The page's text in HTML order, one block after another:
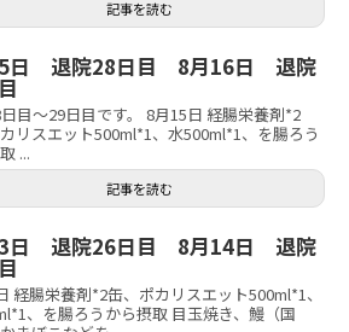
記事を読む
日 退院28日目 8月16日 退院
目～29日目です。 8月15日 経腸栄養剤*2
リスエット500ml*1、水500ml*1、を腸ろう
...
記事を読む
日 退院26日目 8月14日 退院
経腸栄養剤*2缶、ポカリスエット500ml*1、
、を腸ろうから摂取 目玉焼き、鰻（国